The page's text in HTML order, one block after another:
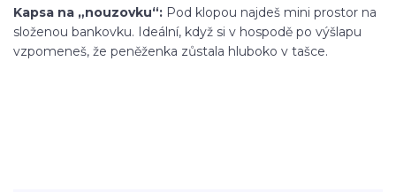
Kapsa na „nouzovku“: Pod klopou najdeš mini prostor na
složenou bankovku. Ideální, když si v hospodě po výšlapu
vzpomeneš, že peněženka zůstala hluboko v tašce.